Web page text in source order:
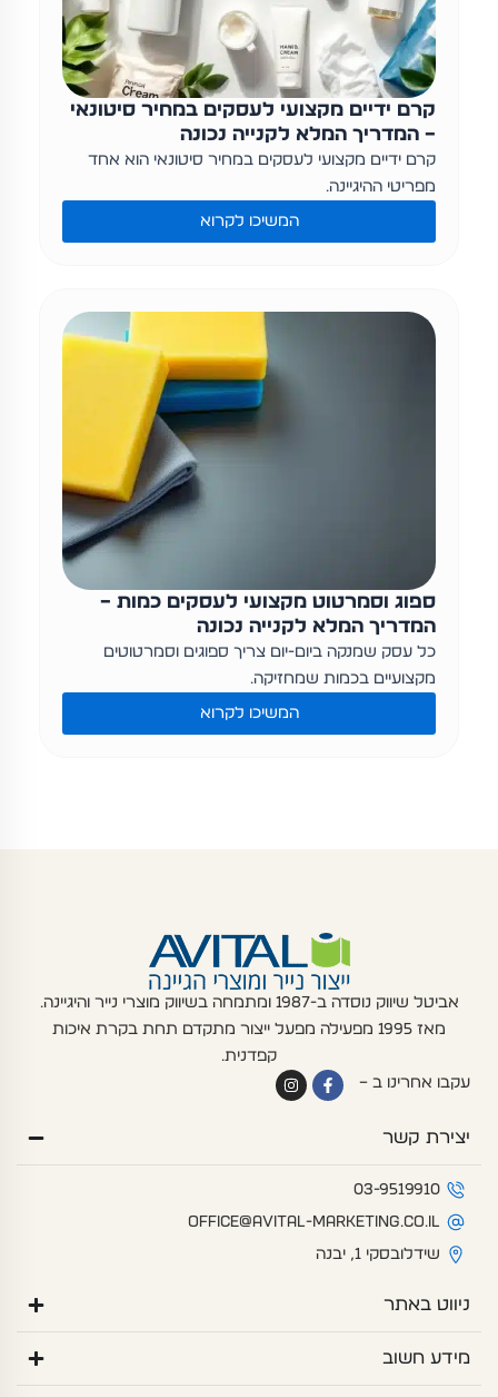
קרם ידיים מקצועי לעסקים במחיר סיטונאי
– המדריך המלא לקנייה נכונה
קרם ידיים מקצועי לעסקים במחיר סיטונאי הוא אחד
מפריטי ההיגיינה…
המשיכו לקרוא
ספוג וסמרטוט מקצועי לעסקים כמות –
המדריך המלא לקנייה נכונה
כל עסק שמנקה ביום-יום צריך ספוגים וסמרטוטים
מקצועיים בכמות שמחזיקה…
המשיכו לקרוא
אביטל שיווק נוסדה ב-1987 ומתמחה בשיווק מוצרי נייר והיגיינה.
מאז 1995 מפעילה מפעל ייצור מתקדם תחת בקרת איכות
קפדנית.
עקבו אחרינו ב –
F
a
f
I
n
יצירת קשר
03-9519910
office@avital-marketing.co.il
שידלובסקי 1, יבנה
ניווט באתר
מידע חשוב